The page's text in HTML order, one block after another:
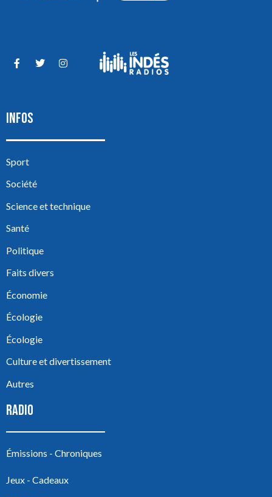
INFOS
Sport
Société
Science et technique
Santé
Politique
Faits divers
Économie
Écologie
Écologie
Culture et divertissement
Autres
RADIO
Émissions - Chroniques
Jeux - Cadeaux